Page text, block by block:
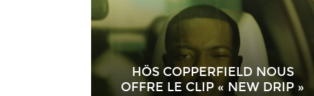
HÖS COPPERFIELD NOUS
OFFRE LE CLIP « NEW DRIP »